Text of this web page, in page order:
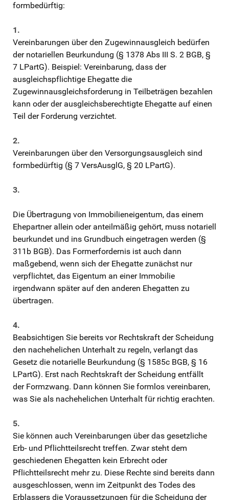
formbedürftig:
1.
Vereinbarungen über den Zugewinnausgleich bedürfen
der notariellen Beurkundung (§ 1378 Abs III S. 2 BGB, §
7 LPartG). Beispiel: Vereinbarung, dass der
ausgleichspflichtige Ehegatte die
Zugewinnausgleichsforderung in Teilbeträgen bezahlen
kann oder der ausgleichsberechtigte Ehegatte auf einen
Teil der Forderung verzichtet.
2.
Vereinbarungen über den Versorgungsausgleich sind
formbedürftig (§ 7 VersAusglG, § 20 LPartG).
3.
Die Übertragung von Immobilieneigentum, das einem
Ehepartner allein oder anteilmäßig gehört, muss notariell
beurkundet und ins Grundbuch eingetragen werden (§
311b BGB). Das Formerfordernis ist auch dann
maßgebend, wenn sich der Ehegatte zunächst nur
verpflichtet, das Eigentum an einer Immobilie
irgendwann später auf den anderen Ehegatten zu
übertragen.
4.
Beabsichtigen Sie bereits vor Rechtskraft der Scheidung
den nachehelichen Unterhalt zu regeln, verlangt das
Gesetz die notarielle Beurkundung (§ 1585c BGB, § 16
LPartG). Erst nach Rechtskraft der Scheidung entfällt
der Formzwang. Dann können Sie formlos vereinbaren,
was Sie als nachehelichen Unterhalt für richtig erachten.
5.
Sie können auch Vereinbarungen über das gesetzliche
Erb- und Pflichtteilsrecht treffen. Zwar steht dem
geschiedenen Ehegatten kein Erbrecht oder
Pflichtteilsrecht mehr zu. Diese Rechte sind bereits dann
ausgeschlossen, wenn im Zeitpunkt des Todes des
Erblassers die Voraussetzungen für die Scheidung der